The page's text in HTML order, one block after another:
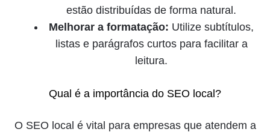
estão distribuídas de forma natural.
Melhorar a formatação: Utilize subtítulos,
listas e parágrafos curtos para facilitar a
leitura.
Qual é a importância do SEO local?
O SEO local é vital para empresas que atendem a